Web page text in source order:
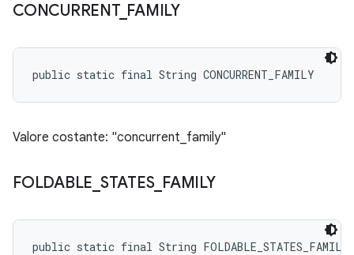
CONCURRENT_ FAMILY
public static final String CONCURRENT_FAMILY
Valore costante: "concurrent_family"
FOLDABLE STATES_ FAMILY
public static final String FOLDABLE_STATES_FAMILY